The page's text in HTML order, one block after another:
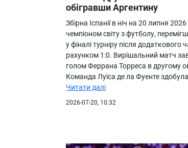
обігравши Аргентину
Збірна Іспанії в ніч на 20 липня
чемпіоном світу з футболу,
у фіналі турніру після додаткового
рахунком 1:0. Вирішальний матч
голом Феррана Торреса в другому
Команда Луїса де ла Фуенте
Читати далі
2026-07-20, 10:32